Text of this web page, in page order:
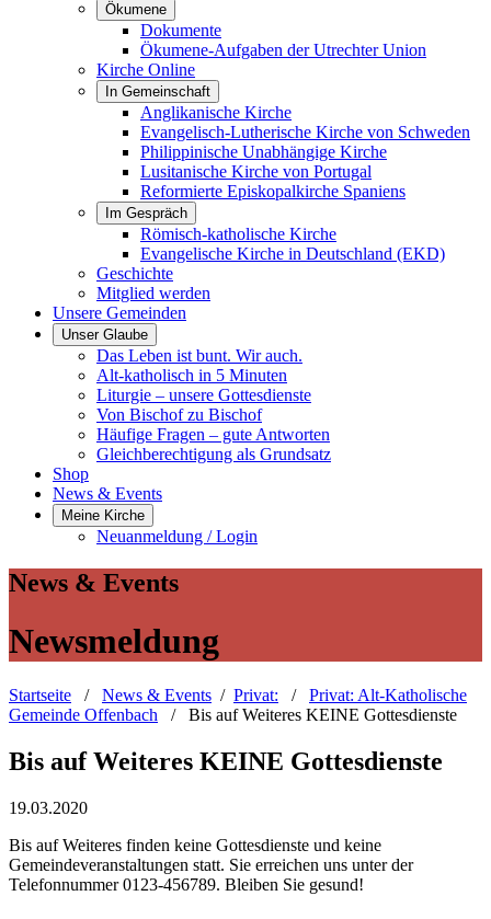
Ökumene
Dokumente
Ökumene-Aufgaben der Utrechter Union
Kirche Online
In Gemeinschaft
Anglikanische Kirche
Evangelisch-Lutherische Kirche von Schweden
Philippinische Unabhängige Kirche
Lusitanische Kirche von Portugal
Reformierte Episkopalkirche Spaniens
Im Gespräch
Römisch-katholische Kirche
Evangelische Kirche in Deutschland (EKD)
Geschichte
Mitglied werden
Unsere Gemeinden
Unser Glaube
Das Leben ist bunt. Wir auch.
Alt-katholisch in 5 Minuten
Liturgie – unsere Gottesdienste
Von Bischof zu Bischof
Häufige Fragen – gute Antworten
Gleichberechtigung als Grundsatz
Shop
News & Events
Meine Kirche
Neuanmeldung / Login
News & Events
Newsmeldung
Startseite / News & Events / Privat: / Privat: Alt-Katholische
Gemeinde Offenbach / Bis auf Weiteres KEINE Gottesdienste
Bis auf Weiteres KEINE Gottesdienste
19.03.2020
Bis auf Weiteres finden keine Gottesdienste und keine
Gemeindeveranstaltungen statt. Sie erreichen uns unter der
Telefonnummer 0123-456789. Bleiben Sie gesund!